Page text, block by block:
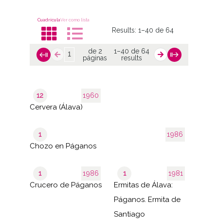
CuadrículaVer como lista
Results:1–40 de 64
de 2
páginas
1–40 de 64
results
1960
12
Cervera (Álava)
1986
1
Chozo en Páganos
1986
1
Crucero de Páganos
1981
1
Ermitas de Álava:
Páganos. Ermita de
Santiago